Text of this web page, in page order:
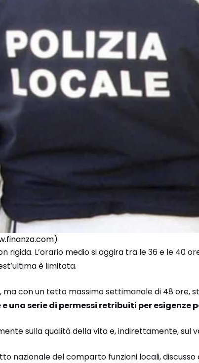
L’orario medio si aggira tra le 36 e le 40
è limitata.
con un tetto massimo settimanale di 48 ore,
una serie di permessi retribuiti per esigenze
sulla qualità della vita e, indirettamente, sul
nazionale del comparto funzioni locali, discusso